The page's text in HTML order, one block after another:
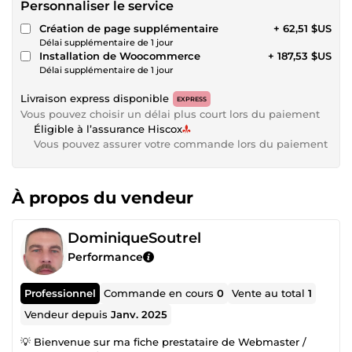
Personnaliser le service
Création de page supplémentaire
Délai supplémentaire de 1 jour
+ 62,51 $US
Installation de Woocommerce
Délai supplémentaire de 1 jour
+ 187,53 $US
Livraison express disponible EXPRESS
Vous pouvez choisir un délai plus court lors du paiement
Éligible à l’assurance Hiscox
Vous pouvez assurer votre commande lors du paiement
À propos du vendeur
DominiqueSoutrel
Performance
Professionnel Commande en cours0 Vente au total1
Vendeur depuisJanv. 2025
💡 Bienvenue sur ma fiche prestataire de Webmaster /